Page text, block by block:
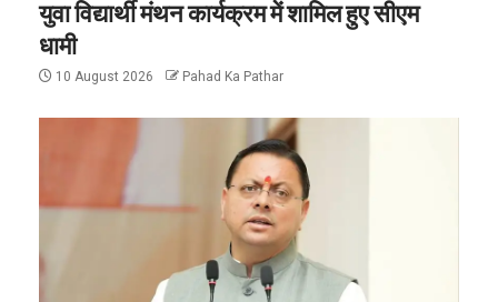
युवा विद्यार्थी मंथन कार्यक्रम में शामिल हुए सीएम
धामी
10 August 2026 Pahad Ka Pathar